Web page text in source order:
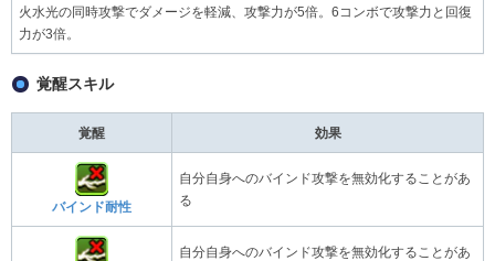
火水光の同時攻撃でダメージを軽減、攻撃力が5倍。6コンボで攻撃力と回復
力が3倍。
覚醒スキル
覚醒 効果
バインド耐性
自分自身へのバインド攻撃を無効化することがあ
る
自分自身へのバインド攻撃を無効化することがあ